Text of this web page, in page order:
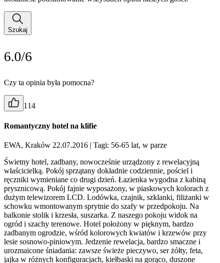
Szukaj
6.0/6
Czy ta opinia była pomocna?
114
Romantyczny hotel na klifie
EWA, Kraków 22.07.2016 | Tagi: 56-65 lat, w parze
Świetny hotel, zadbany, nowocześnie urządzony z rewelacyjną
właścicielką. Pokój sprzątany dokładnie codziennie, pościel i
ręczniki wymieniane co drugi dzień. Łazienka wygodna z kabiną
prysznicową. Pokój fajnie wyposażony, w piaskowych kolorach z
dużym telewizorem LCD. Lodówka, czajnik, szklanki, filiżanki w
schowku wmontowanym sprytnie do szafy w przedpokoju. Na
balkonie stolik i krzesła, suszarka. Z naszego pokoju widok na
ogród i szachy terenowe. Hotel położony w pięknym, bardzo
zadbanym ogrodzie, wśród kolorowych kwiatów i krzewów przy
lesie sosnowo-piniowym. Jedzenie rewelacja, bardzo smaczne i
urozmaicone śniadania: zawsze świeże pieczywo, ser żółty, feta,
jajka w różnych konfiguracjach, kiełbaski na gorąco, duszone